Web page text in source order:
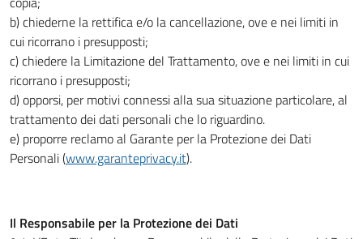
b) chiederne la rettifica e/o la cancellazione, ove e nei limiti in
cui ricorrano i presupposti;
c) chiedere la Limitazione del Trattamento, ove e nei limiti in cui
ricorrano i presupposti;
d) opporsi, per motivi connessi alla sua situazione particolare, al
trattamento dei dati personali che lo riguardino.
e) proporre reclamo al Garante per la Protezione dei Dati
Personali (www.garanteprivacy.it).
Il Responsabile per la Protezione dei Dati